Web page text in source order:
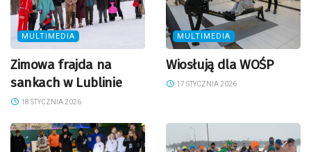
MULTIMEDIA
Zimowa frajda na
sankach w Lublinie
18 STYCZNIA 2026
MULTIMEDIA
Wiosłują dla WOŚP
17 STYCZNIA 2026